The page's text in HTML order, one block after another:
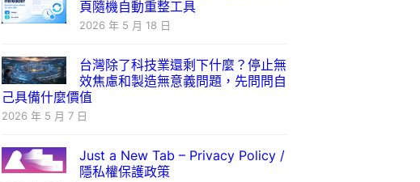
頁隨機自動重整工具
2026 年 5 月 18 日
台灣除了科技業還剩下什麼？停止無
效焦慮和製造無意義問題，先問問自
己具備什麼價值
2026 年 5 月 7 日
Just a New Tab – Privacy Policy /
隱私權保護政策